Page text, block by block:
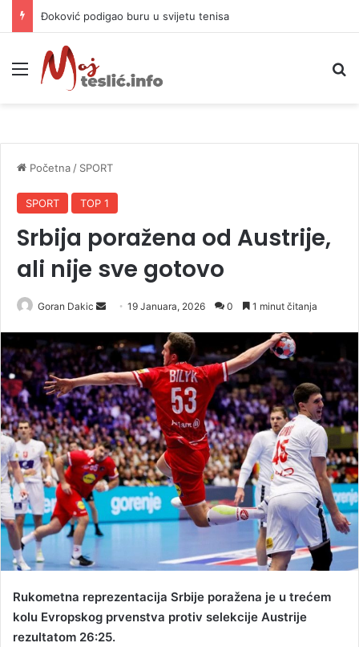
APIF izgubio spor sa komšijama, mora platiti 10.000 KM
Meni
Početna / SPORT
SPORT TOP 1
Srbija poražena od Austrije,
ali nije sve gotovo
Goran Dakic
d
a
n
e
m
a
i
19 Januara, 2026 0 1 minut čitanja
Rukometna reprezentacija Srbije poražena je u trećem
kolu Evropskog prvenstva protiv selekcije Austrije
rezultatom 26:25.